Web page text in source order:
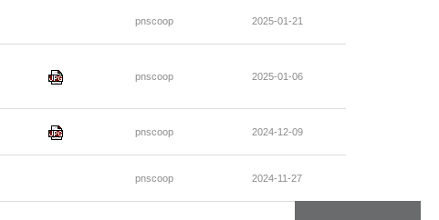
pnscoop 2025-01-21
pnscoop 2025-01-06
pnscoop 2024-12-09
pnscoop 2024-11-27